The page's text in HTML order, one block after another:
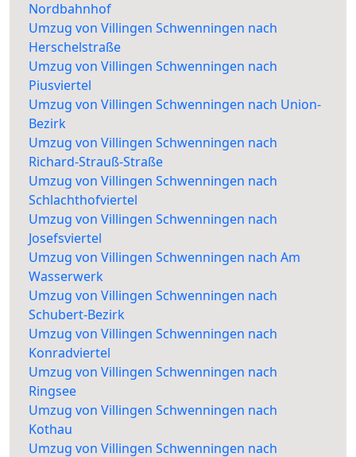
Nordbahnhof
Umzug von Villingen Schwenningen nach
Herschelstraße
Umzug von Villingen Schwenningen nach
Piusviertel
Umzug von Villingen Schwenningen nach Union-
Bezirk
Umzug von Villingen Schwenningen nach
Richard-Strauß-Straße
Umzug von Villingen Schwenningen nach
Schlachthofviertel
Umzug von Villingen Schwenningen nach
Josefsviertel
Umzug von Villingen Schwenningen nach Am
Wasserwerk
Umzug von Villingen Schwenningen nach
Schubert-Bezirk
Umzug von Villingen Schwenningen nach
Konradviertel
Umzug von Villingen Schwenningen nach
Ringsee
Umzug von Villingen Schwenningen nach
Kothau
Umzug von Villingen Schwenningen nach